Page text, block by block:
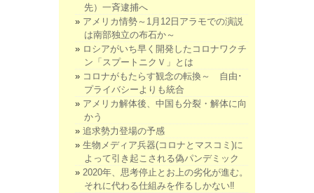
先）一斉逮捕へ
アメリカ情勢～1月12日アラモでの演説
は南部独立の布石か～
ロシアがいち早く開発したコロナワクチ
ン「スプートニクＶ」とは
コロナがもたらす観念の転換～ 自由･
プライバシーよりも統合
アメリカ解体後、中国も分裂・解体に向
かう
追求勢力登場の予感
生物メディア兵器(コロナとマスコミ)に
よって引き起こされる偽パンデミック
2020年、思考停止とお上の劣化が進む。
それに代わる仕組みを作るしかない‼